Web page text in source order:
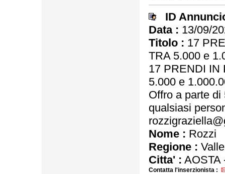
ID
Data : 13/09/
Titolo : 17
TRA 5.000 e
17 PRENDI IN
5.000 e
Offro a parte di
qualsiasi
Nome : Rozzi
Regione :
Citta' :
Contatta l'inserzionista :